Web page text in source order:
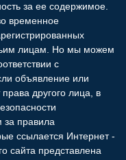
за ее содержимое.
временное
лицам. Но мы можем
с
объявление или
другого лица, в
за правила
ссылается Интернет -
сайта представлена